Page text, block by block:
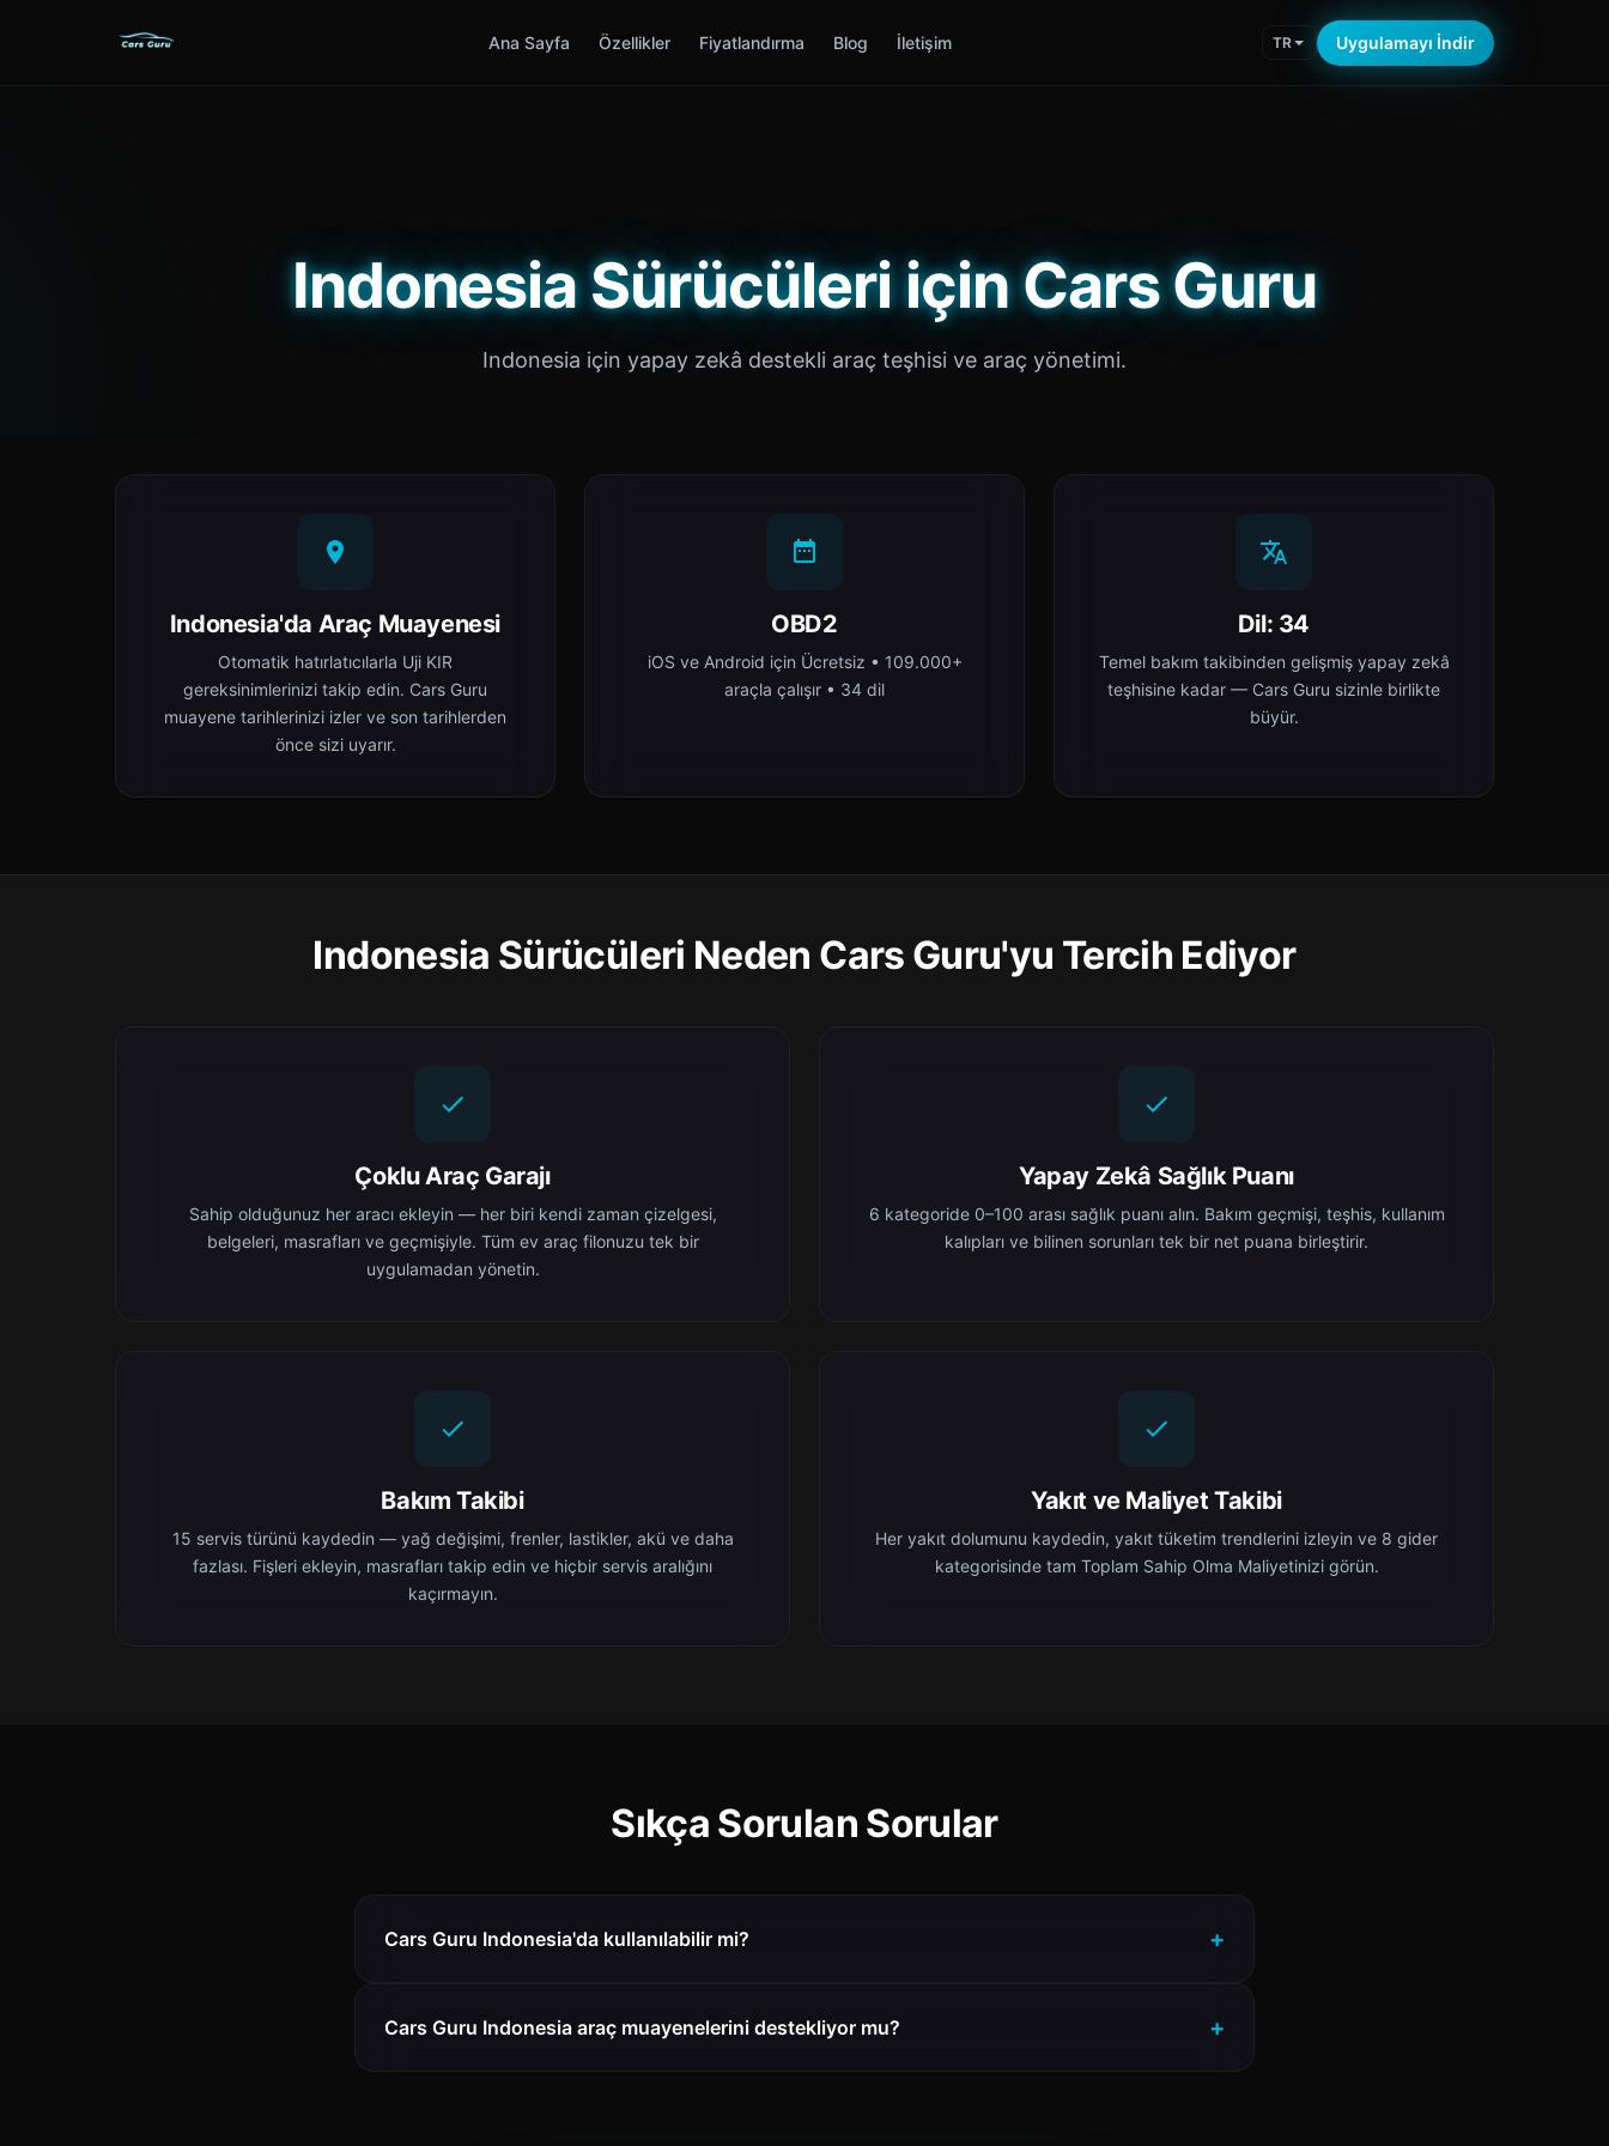
Ana Sayfa Özellikler Fiyatlandırma Blog İletişim TR Uygulamayı İndir
Indonesia Sürücüleri için Cars Guru
Indonesia için yapay zekâ destekli araç teşhisi ve araç yönetimi.
Indonesia'da Araç Muayenesi
Otomatik hatırlatıcılarla Uji KIR
gereksinimlerinizi takip edin. Cars Guru
muayene tarihlerinizi izler ve son tarihlerden
önce sizi uyarır.
OBD2
iOS ve Android için Ücretsiz • 109.000+
araçla çalışır • 34 dil
Dil: 34
Temel bakım takibinden gelişmiş yapay zekâ
teşhisine kadar — Cars Guru sizinle birlikte
büyür.
Indonesia Sürücüleri Neden Cars Guru'yu Tercih Ediyor
Çoklu Araç Garajı
Sahip olduğunuz her aracı ekleyin — her biri kendi zaman çizelgesi,
belgeleri, masrafları ve geçmişiyle. Tüm ev araç filonuzu tek bir
uygulamadan yönetin.
Yapay Zekâ Sağlık Puanı
6 kategoride 0–100 arası sağlık puanı alın. Bakım geçmişi, teşhis, kullanım
kalıpları ve bilinen sorunları tek bir net puana birleştirir.
Bakım Takibi
15 servis türünü kaydedin — yağ değişimi, frenler, lastikler, akü ve daha
fazlası. Fişleri ekleyin, masrafları takip edin ve hiçbir servis aralığını
kaçırmayın.
Yakıt ve Maliyet Takibi
Her yakıt dolumunu kaydedin, yakıt tüketim trendlerini izleyin ve 8 gider
kategorisinde tam Toplam Sahip Olma Maliyetinizi görün.
Sıkça Sorulan Sorular
Cars Guru Indonesia'da kullanılabilir mi?
Cars Guru Indonesia araç muayenelerini destekliyor mu?